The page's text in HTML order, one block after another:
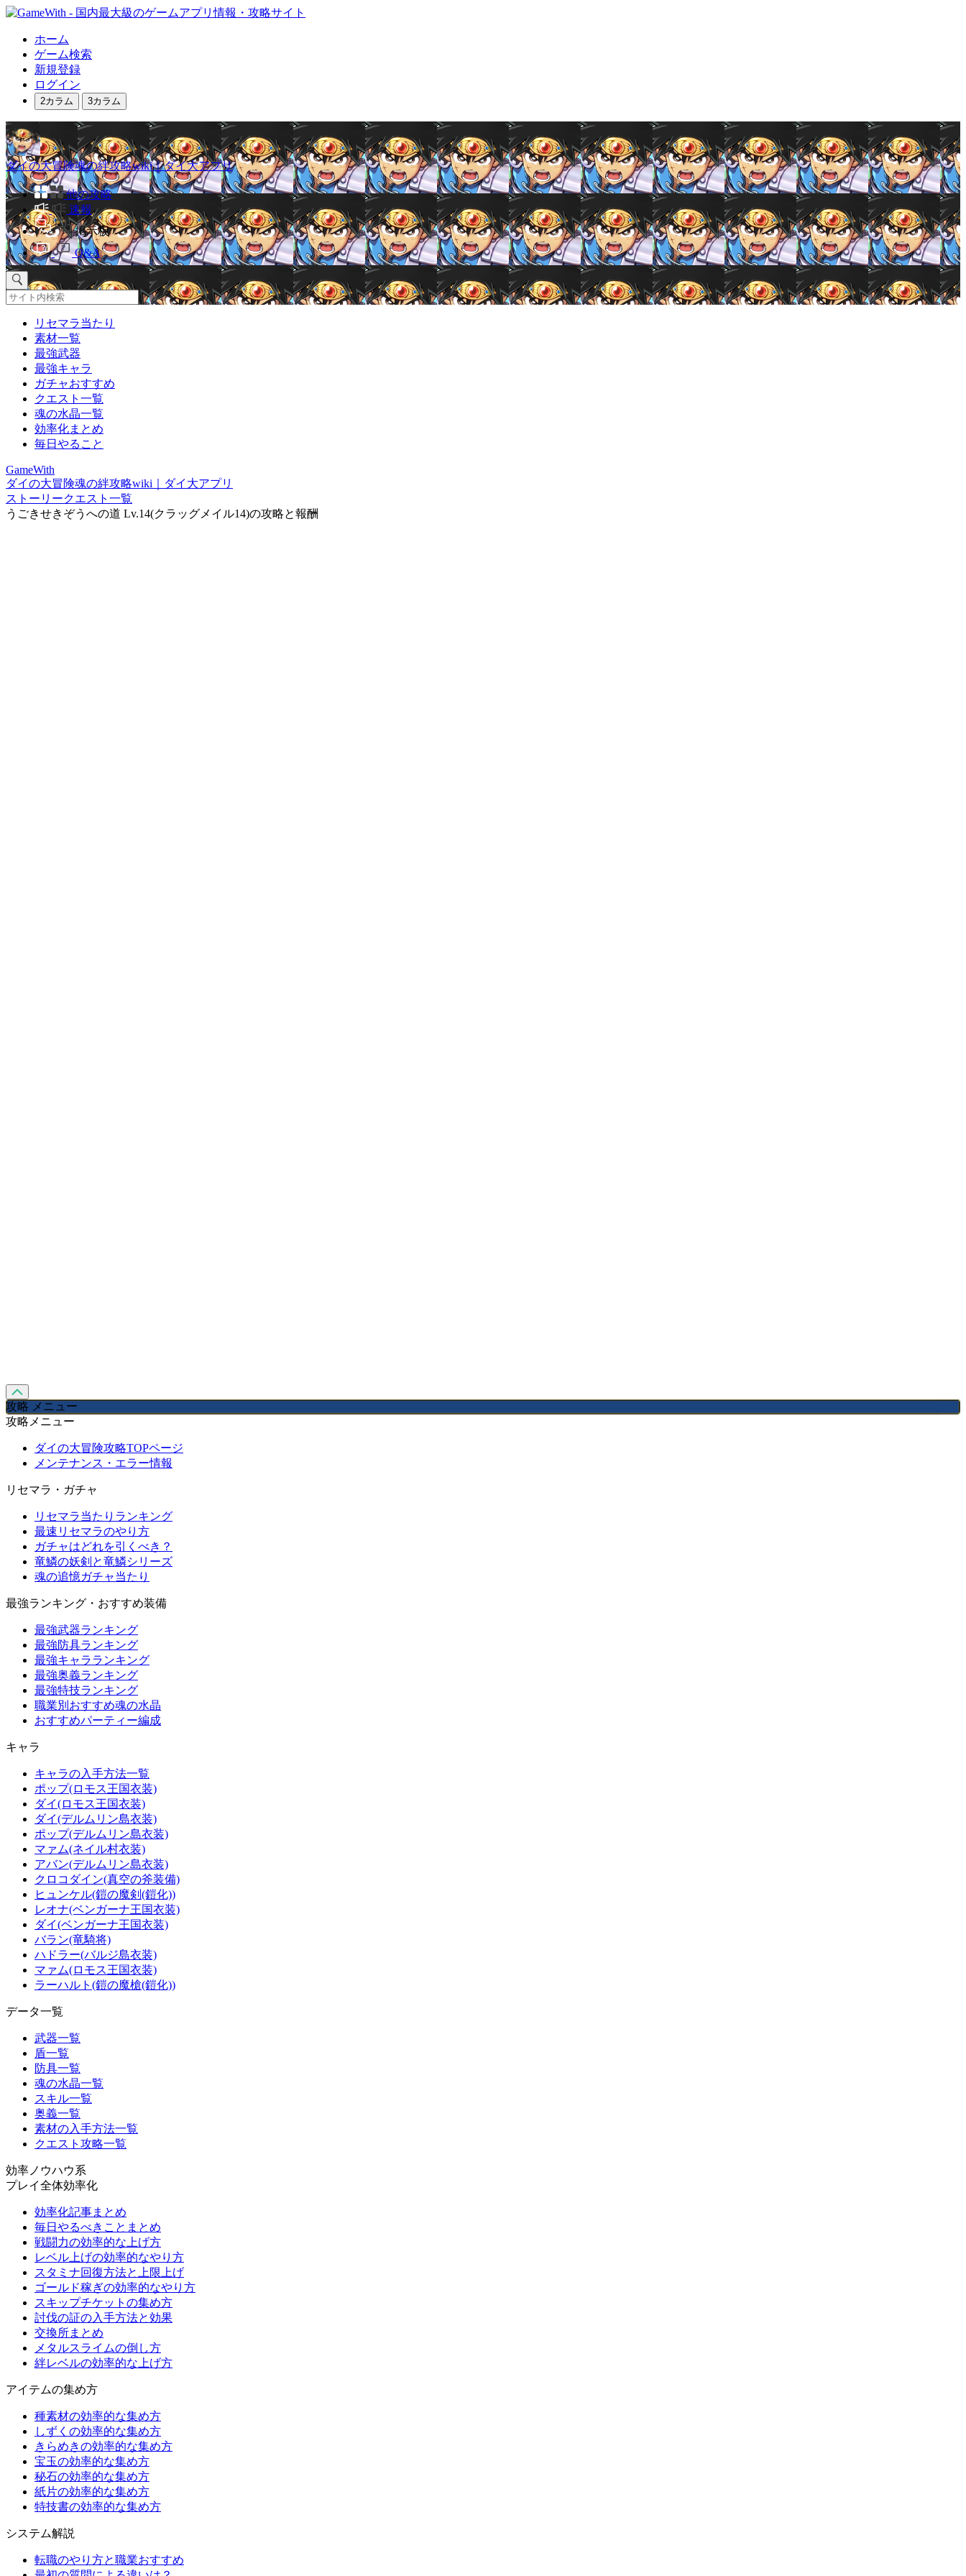
ホーム
ゲーム検索
新規登録
ログイン
2カラム 3カラム
ダイの大冒険魂の絆攻略wiki｜ダイ大アプリ
他の攻略
速報
掲示板
Q&A
リセマラ当たり
素材一覧
最強武器
最強キャラ
ガチャおすすめ
クエスト一覧
魂の水晶一覧
効率化まとめ
毎日やること
GameWith
ダイの大冒険魂の絆攻略wiki｜ダイ大アプリ
ストーリークエスト一覧
うごきせきぞうへの道 Lv.14(クラッグメイル14)の攻略と報酬
攻略 メニュー
攻略メニュー
ダイの大冒険攻略TOPページ
メンテナンス・エラー情報
リセマラ・ガチャ
リセマラ当たりランキング
最速リセマラのやり方
ガチャはどれを引くべき？
竜鱗の妖剣と竜鱗シリーズ
魂の追憶ガチャ当たり
最強ランキング・おすすめ装備
最強武器ランキング
最強防具ランキング
最強キャラランキング
最強奥義ランキング
最強特技ランキング
職業別おすすめ魂の水晶
おすすめパーティー編成
キャラ
キャラの入手方法一覧
ポップ(ロモス王国衣装)
ダイ(ロモス王国衣装)
ダイ(デルムリン島衣装)
ポップ(デルムリン島衣装)
マァム(ネイル村衣装)
アバン(デルムリン島衣装)
クロコダイン(真空の斧装備)
ヒュンケル(鎧の魔剣(鎧化))
レオナ(ベンガーナ王国衣装)
ダイ(ベンガーナ王国衣装)
バラン(竜騎将)
ハドラー(バルジ島衣装)
マァム(ロモス王国衣装)
ラーハルト(鎧の魔槍(鎧化))
データ一覧
武器一覧
盾一覧
防具一覧
魂の水晶一覧
スキル一覧
奥義一覧
素材の入手方法一覧
クエスト攻略一覧
効率ノウハウ系
プレイ全体効率化
効率化記事まとめ
毎日やるべきことまとめ
戦闘力の効率的な上げ方
レベル上げの効率的なやり方
スタミナ回復方法と上限上げ
ゴールド稼ぎの効率的なやり方
スキップチケットの集め方
討伐の証の入手方法と効果
交換所まとめ
メタルスライムの倒し方
絆レベルの効率的な上げ方
アイテムの集め方
種素材の効率的な集め方
しずくの効率的な集め方
きらめきの効率的な集め方
宝玉の効率的な集め方
秘石の効率的な集め方
紙片の効率的な集め方
特技書の効率的な集め方
システム解説
転職のやり方と職業おすすめ